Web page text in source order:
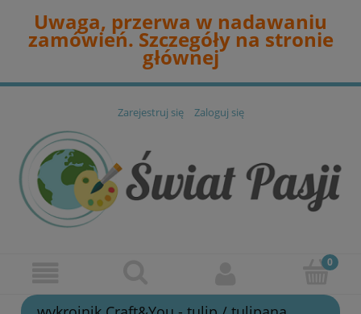
Uwaga, przerwa w nadawaniu
zamówień. Szczegóły na stronie
głównej
Zarejestruj się Zaloguj się